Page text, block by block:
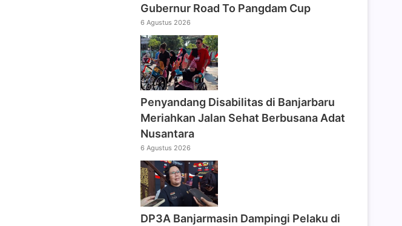
Gubernur Road To Pangdam Cup
6 Agustus 2026
Penyandang Disabilitas di Banjarbaru
Meriahkan Jalan Sehat Berbusana Adat
Nusantara
6 Agustus 2026
DP3A Banjarmasin Dampingi Pelaku di